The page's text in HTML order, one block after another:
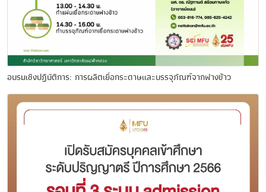
อบรมเชิงปฏิบัติการ: การผลิตเยื่อกระดาษและบรรจุภัณฑ์จากฟางข้าว